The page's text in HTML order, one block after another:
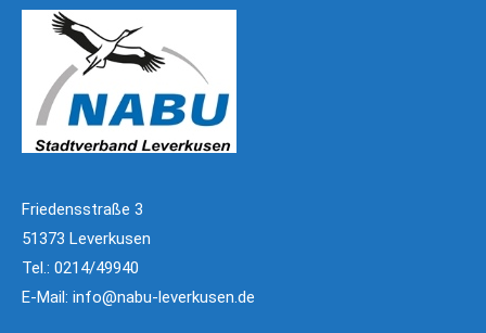
Friedensstraße 3
51373 Leverkusen
Tel.: 0214/49940
E-Mail: info@nabu-leverkusen.de